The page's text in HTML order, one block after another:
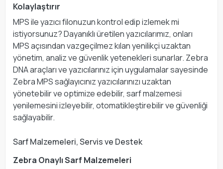
Kolaylaştırır
MPS ile yazıcı filonuzun kontrol edip izlemek mi
istiyorsunuz? Dayanıklı üretilen yazıcılarımız, onları
MPS açısından vazgeçilmez kılan yenilikçi uzaktan
yönetim, analiz ve güvenlik yetenekleri sunarlar. Zebra
DNA araçları ve yazıcılarınız için uygulamalar sayesinde
Zebra MPS sağlayıcınız yazıcılarınızı uzaktan
yönetebilir ve optimize edebilir, sarf malzemesi
yenilemesini izleyebilir, otomatikleştirebilir ve güvenliği
sağlayabilir.
Sarf Malzemeleri, Servis ve Destek
Zebra Onaylı Sarf Malzemeleri